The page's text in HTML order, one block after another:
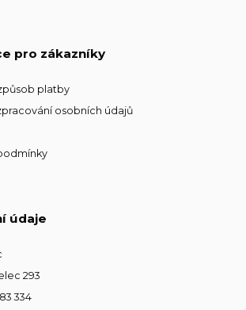
pro zákazníky
platby
osobních údajů
údaje
293
334